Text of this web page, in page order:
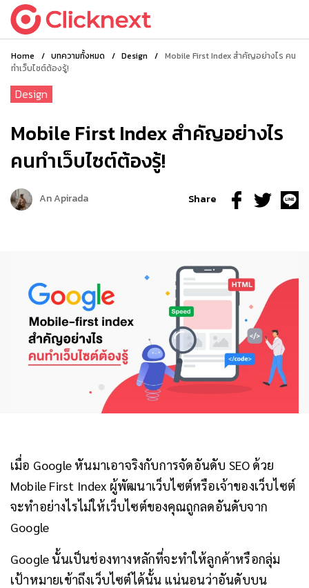
Home / บทความทั้งหมด / Design / Mobile First Index สำคัญอย่างไร คน
ทำเว็บไซต์ต้องรู้!
Design
Mobile First Index สำคัญอย่างไร
คนทำเว็บไซต์ต้องรู้!
An Apirada Share
เมื่อ Google หันมาเอาจริงกับการจัดอันดับ SEO ด้วย
Mobile First Index ผู้พัฒนาเว็บไซต์หรือเจ้าของเว็บไซต์
จะทำอย่างไรไม่ให้เว็บไซต์ของคุณถูกลดอันดับจาก
Google
Google นั้นเป็นช่องทางหลักที่จะทำให้ลูกค้าหรือกลุ่ม
เป้าหมายเข้าถึงเว็บไซต์ได้นั้น แน่นอนว่าอันดับบน